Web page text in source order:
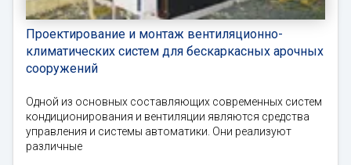
Проектирование и монтаж вентиляционно-
климатических систем для бескаркасных арочных
сооружений
Одной из основных составляющих современных систем
кондиционирования и вентиляции являются средства
управления и системы автоматики. Они реализуют
различные